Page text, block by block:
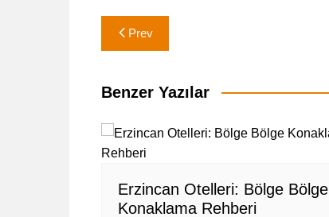
Yazı
gezinmesi
Prev
Benzer Yazılar
Erzincan Otelleri: Bölge Bölge
Konaklama Rehberi